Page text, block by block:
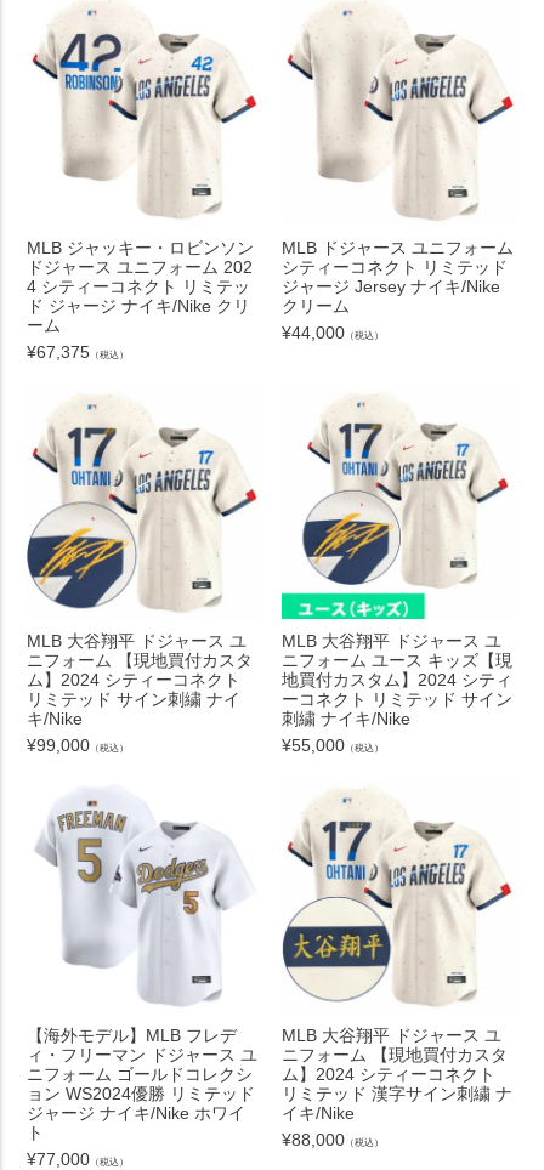
MLB ジャッキー・ロビンソン
ドジャース ユニフォーム 202
4 シティーコネクト リミテッ
ド ジャージ ナイキ/Nike クリ
ーム
¥67,375 （税込）
MLB ドジャース ユニフォーム
シティーコネクト リミテッド
ジャージ Jersey ナイキ/Nike
クリーム
¥44,000 （税込）
MLB 大谷翔平 ドジャース ユ
ニフォーム 【現地買付カスタ
ム】2024 シティーコネクト
リミテッド サイン刺繍 ナイ
キ/Nike
¥99,000 （税込）
MLB 大谷翔平 ドジャース ユ
ニフォーム ユース キッズ【現
地買付カスタム】2024 シティ
ーコネクト リミテッド サイン
刺繍 ナイキ/Nike
¥55,000 （税込）
【海外モデル】MLB フレデ
ィ・フリーマン ドジャース ユ
ニフォーム ゴールドコレクシ
ョン WS2024優勝 リミテッド
ジャージ ナイキ/Nike ホワイ
ト
¥77,000 （税込）
MLB 大谷翔平 ドジャース ユ
ニフォーム 【現地買付カスタ
ム】2024 シティーコネクト
リミテッド 漢字サイン刺繍 ナ
イキ/Nike
¥88,000 （税込）